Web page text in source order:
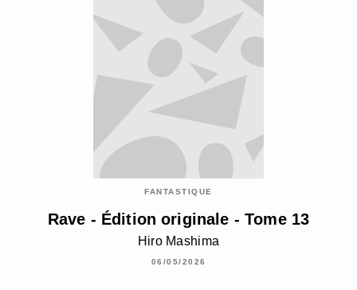
FANTASTIQUE
Rave - Édition originale - Tome 13
Hiro Mashima
06/05/2026